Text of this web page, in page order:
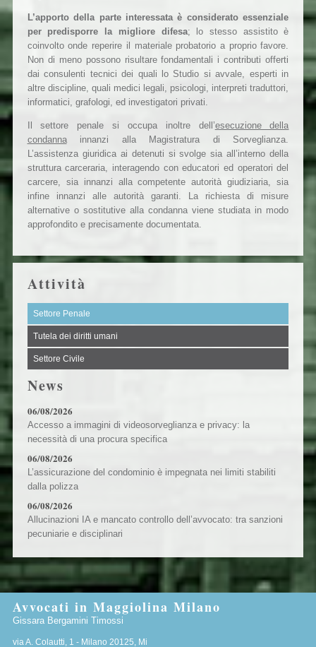
L’apporto della parte interessata è considerato essenziale
per predisporre la migliore difesa; lo stesso assistito è
coinvolto onde reperire il materiale probatorio a proprio favore.
Non di meno possono risultare fondamentali i contributi offerti
dai consulenti tecnici dei quali lo Studio si avvale, esperti in
altre discipline, quali medici legali, psicologi, interpreti traduttori,
informatici, grafologi, ed investigatori privati.
Il settore penale si occupa inoltre dell’esecuzione della
condannainnanzi alla Magistratura di Sorveglianza.
L’assistenza giuridica ai detenuti si svolge sia all’interno della
struttura carceraria, interagendo con educatori ed operatori del
carcere, sia innanzi alla competente autorità giudiziaria, sia
infine innanzi alle autorità garanti. La richiesta di misure
alternative o sostitutive alla condanna viene studiata in modo
approfondito e precisamente documentata.
Attività
Settore Penale
Tutela dei diritti umani
Settore Civile
News
06/08/2026
Accesso a immagini di videosorveglianza e privacy: la
necessità di una procura specifica
06/08/2026
L’assicurazione del condominio è impegnata nei limiti stabiliti
dalla polizza
06/08/2026
Allucinazioni IA e mancato controllo dell’avvocato: tra sanzioni
pecuniarie e disciplinari
Avvocati in Maggiolina Milano
Gissara Bergamini Timossi
via A. Colautti, 1 - Milano 20125, Mi